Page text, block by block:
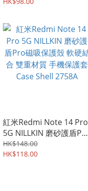
紅米Redmi Note 14 Pro
5G NILLKIN 磨砂護盾Pro
磁吸保護殼 軟硬結合 雙
重材質 手機保護套Case
HK$148.00
HK$118.00